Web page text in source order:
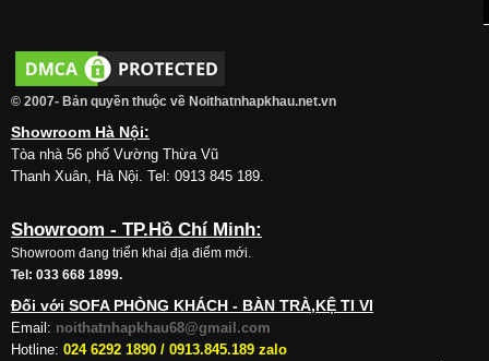
© 2007- Bản quyền thuộc về Noithatnhapkhau.net.vn
Showroom Hà Nội:
Tòa nhà 56 phố Vường Thừa Vũ
Thanh Xuân, Hà Nội. Tel: 0913 845 189.
Showroom - TP.Hồ Chí Minh:
Showroom đang triển khai địa điểm mới.
Tel: 033 668 1899.
Đối với SOFA PHÒNG KHÁCH - BÀN TRÀ,KỆ TI VI
Email: noithatnhapkhau68@gmail.com
Hotline: 024 6292 1890 / 0913.845.189 zalo